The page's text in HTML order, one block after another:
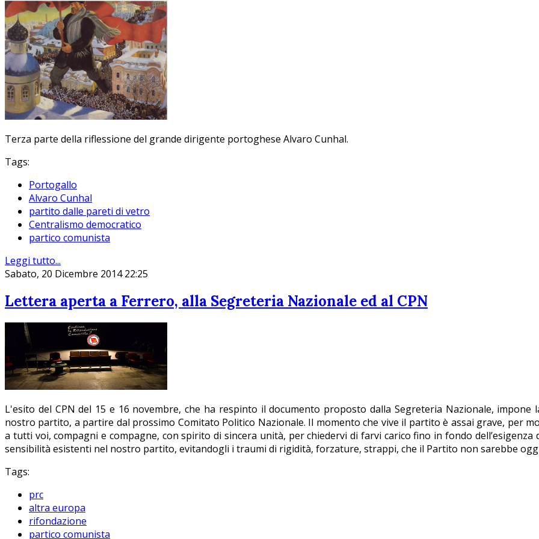
Terza parte della riflessione del grande dirigente portoghese Alvaro Cunhal.
Tags:
Portogallo
Alvaro Cunhal
partito dalle pareti di vetro
Centralismo democratico
partico comunista
Leggi tutto...
Sabato, 20 Dicembre 2014 22:25
Lettera aperta a Ferrero, alla Segreteria Nazionale ed al CPN
L'esito del CPN del 15 e 16 novembre, che ha respinto il documento proposto dalla Segreteria Nazionale,
nostro partito, a partire dal prossimo Comitato Politico Nazionale. Il momento che vive il partito è assai grave, per
a tutti voi, compagni e compagne, con spirito di sincera unità, per chiedervi di farvi carico fino in fondo
sensibilità esistenti nel nostro partito, evitandogli i traumi di rigidità, forzature, strappi, che il Partito non sarebbe
Tags:
prc
altra europa
rifondazione
partico comunista